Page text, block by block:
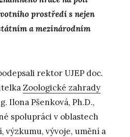
prostředí s nejen
a mezinárodním
rektor UJEP doc.
Zoologické zahrady
Ilona Pšenková, Ph.D.,
spolupráci v oblastech
výzkumu, vývoje, umění a